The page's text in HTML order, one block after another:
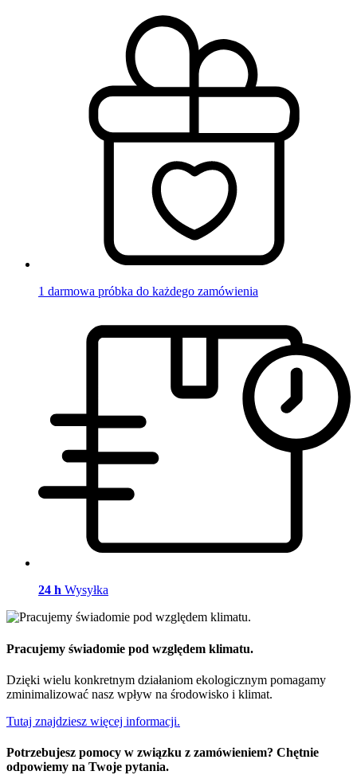
1 darmowa próbka do każdego zamówienia
24 h Wysyłka
Pracujemy świadomie pod względem klimatu.
Dzięki wielu konkretnym działaniom ekologicznym pomagamy
zminimalizować nasz wpływ na środowisko i klimat.
Tutaj znajdziesz więcej informacji.
Potrzebujesz pomocy w związku z zamówieniem? Chętnie
odpowiemy na Twoje pytania.